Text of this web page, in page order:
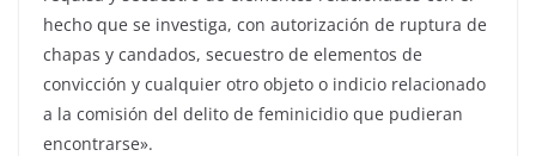
hecho que se investiga, con autorización de ruptura de
chapas y candados, secuestro de elementos de
convicción y cualquier otro objeto o indicio relacionado
a la comisión del delito de feminicidio que pudieran
encontrarse».